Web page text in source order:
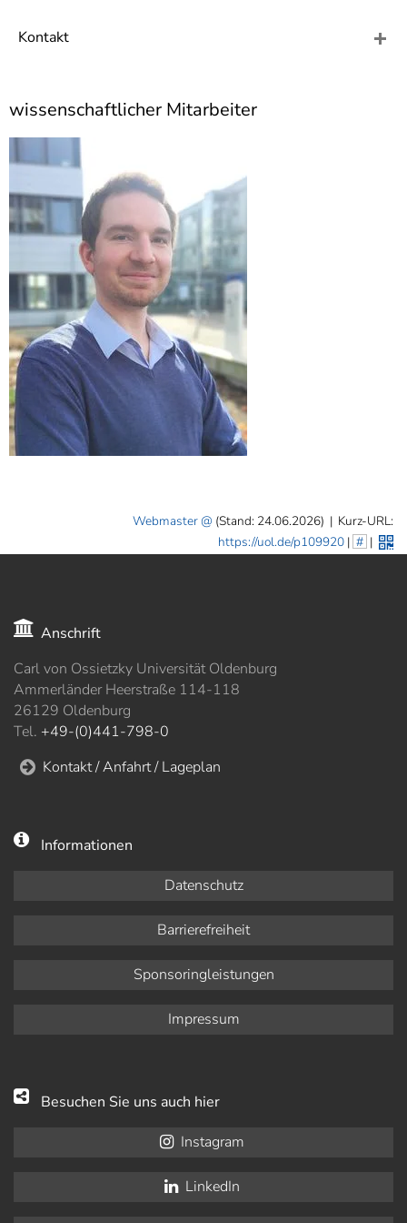
Kontakt
wissenschaftlicher Mitarbeiter
Webmaster (Stand: 24.06.2026) | Kurz-URL:
https://uol.de/p109920| # |
Anschrift
Carl von Ossietzky Universität Oldenburg
Ammerländer Heerstraße 114-118
26129 Oldenburg
Tel. +49-(0)441-798-0
Kontakt / Anfahrt / Lageplan
Informationen
Datenschutz
Barrierefreiheit
Sponsoringleistungen
Impressum
Besuchen Sie uns auch hier
Instagram
LinkedIn